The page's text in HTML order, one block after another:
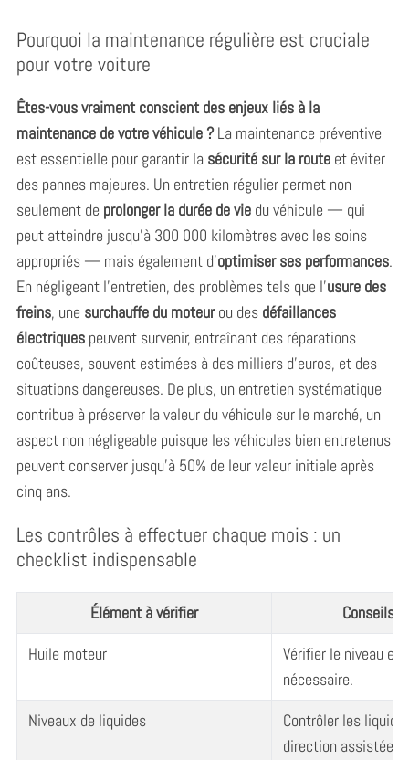
Pourquoi la maintenance régulière est cruciale
pour votre voiture
Êtes-vous vraiment conscient des enjeux liés à la
maintenance de votre véhicule ?La maintenance préventive
est essentielle pour garantir la sécurité sur la routeet éviter
des pannes majeures. Un entretien régulier permet non
seulement de prolonger la durée de viedu véhicule — qui
peut atteindre jusqu’à 300 000 kilomètres avec les soins
appropriés — mais également d’optimiser ses performances.
En négligeant l’entretien, des problèmes tels que l’usure des
freins, une surchauffe du moteurou des défaillances
électriquespeuvent survenir, entraînant des réparations
coûteuses, souvent estimées à des milliers d’euros, et des
situations dangereuses. De plus, un entretien systématique
contribue à préserver la valeur du véhicule sur le marché, un
aspect non négligeable puisque les véhicules bien entretenus
peuvent conserver jusqu’à 50% de leur valeur initiale après
cinq ans.
Les contrôles à effectuer chaque mois : un
checklist indispensable
Élément à vérifier
Conseils
Huile moteur
Vérifier le niveau et
nécessaire.
Niveaux de liquides
Contrôler les
direction assistée.